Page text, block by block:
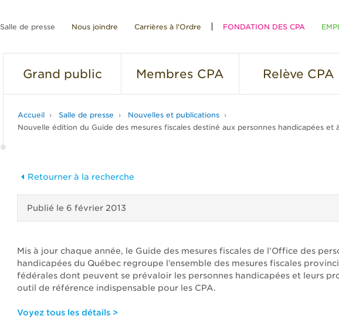
Salle de presse Nous joindre Carrières à l'Ordre FONDATION DES CPA
Grand public Membres CPA Relève CPA
Accueil Salle de presse
Nouvelles et publications
Nouvelle édition du Guide des mesures fiscales destiné aux personnes handicapées et
Retourner à la recherche
Publié le 6 février 2013
Mis à jour chaque année, le Guide des mesures fiscales de l’Office des
handicapées du Québec regroupe l’ensemble des mesures fiscales
fédérales dont peuvent se prévaloir les personnes handicapées et leurs
outil de référence indispensable pour les CPA.
Voyez tous les détails >